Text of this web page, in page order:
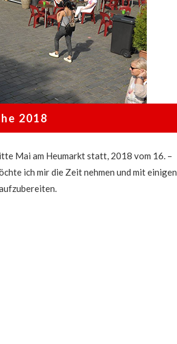
2018
Mai am Heumarkt statt, 2018 vom 16. –
ich mir die Zeit nehmen und mit einigen